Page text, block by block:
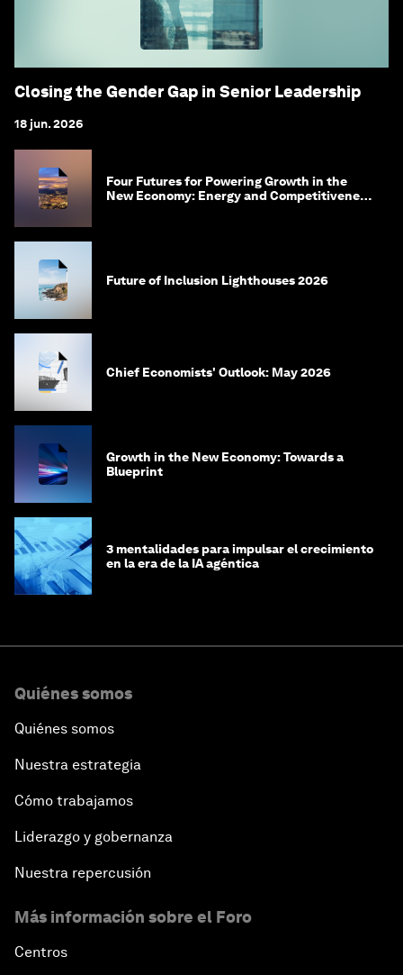
Closing the Gender Gap in Senior Leadership
18 jun. 2026
Four Futures for Powering Growth in the
New Economy: Energy and Competitiveness
Future of Inclusion Lighthouses 2026
Chief Economists' Outlook: May 2026
Growth in the New Economy: Towards a
Blueprint
3 mentalidades para impulsar el crecimiento
en la era de la IA agéntica
Quiénes somos
Quiénes somos
Nuestra estrategia
Cómo trabajamos
Liderazgo y gobernanza
Nuestra repercusión
Más información sobre el Foro
Centros